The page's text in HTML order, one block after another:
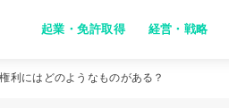
起業・免許取得 経営・戦略
利にはどのようなものがある？